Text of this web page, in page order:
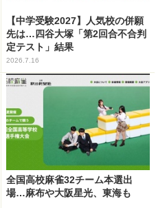
【中学受験2027】人気校の併願
先は…四谷大塚「第2回合不合判
定テスト」結果
2026.7.16
全国高校麻雀32チーム本選出
場…麻布や大阪星光、東海も